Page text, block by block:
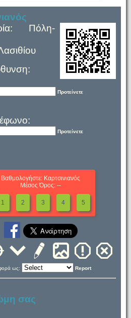
Πόλη-
Προτείνετε
Προτείνετε
Βαθμολογήστε: Καρτσινιανός
Μέσος Όρος: --
1 2 3 4 5
ως: Report
σας